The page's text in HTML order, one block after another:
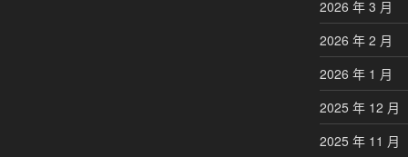
2026 年 3 月
2026 年 2 月
2026 年 1 月
2025 年 12 月
2025 年 11 月